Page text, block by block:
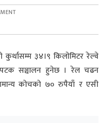
३४।९ किलोमिटर रेल्वे
सञ्चालन हुनेछ । रेल चढन
कोचको ७० रुपैयाँ र एसी